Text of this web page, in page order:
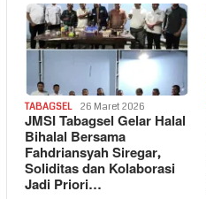
TABAGSEL 26 Maret 2026
JMSI Tabagsel Gelar Halal
Bihalal Bersama
Fahdriansyah Siregar,
Soliditas dan Kolaborasi
Jadi Priori…